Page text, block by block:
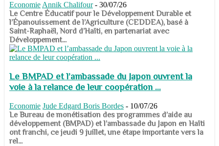
Economie Annik Chalifour - 30/07/26
​​​​​​​Le Centre Éducatif pour le Développement Durable et
l’Épanouissement de l’Agriculture (CEDDEA), basé à
Saint-Raphaël, Nord d’Haïti, en partenariat avec
Développement...
Le BMPAD et l’ambassade du Japon ouvrent la
voie à la relance de leur coopération ...
Economie Jude Edgard Boris Bordes - 10/07/26
​​​​​​​Le Bureau de monétisation des programmes d’aide au
développement (BMPAD) et l’ambassade du Japon en Haïti
ont franchi, ce jeudi 9 juillet, une étape importante vers la
rel...